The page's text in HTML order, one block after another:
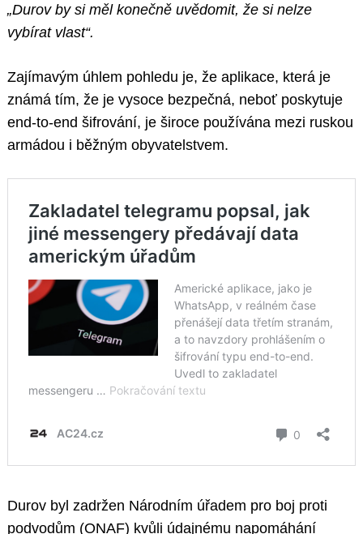
„Durov by si měl konečně uvědomit, že si nelze
vybírat vlast“.
Zajímavým úhlem pohledu je, že aplikace, která je
známá tím, že je vysoce bezpečná, neboť poskytuje
end-to-end šifrování, je široce používána mezi ruskou
armádou i běžným obyvatelstvem.
Durov byl zadržen Národním úřadem pro boj proti
podvodům (ONAF) kvůli údajnému napomáhání